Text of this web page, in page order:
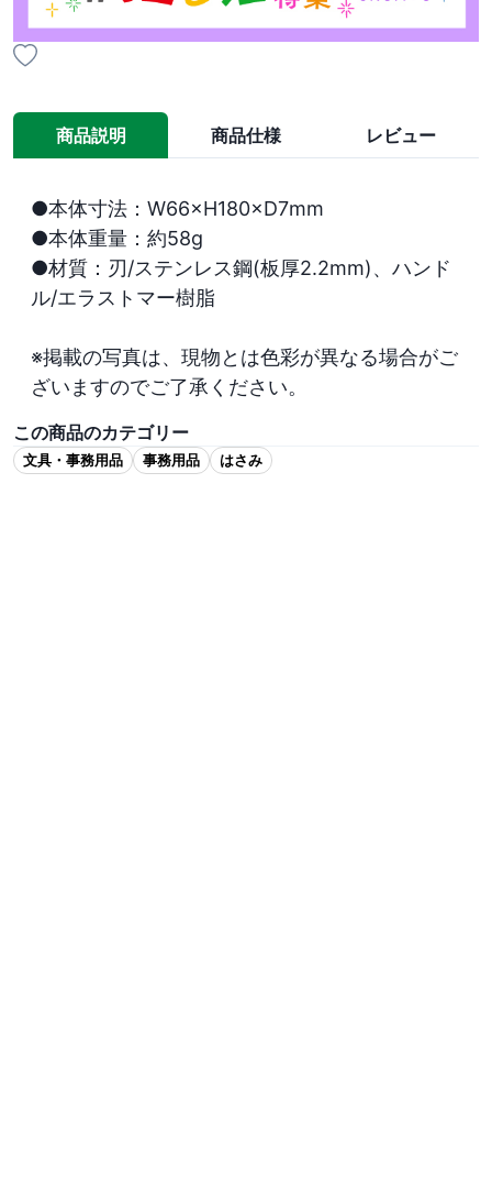
商品説明 商品仕様 レビュー
●本体寸法：W66×H180×D7mm
●本体重量：約58g
●材質：刃/ステンレス鋼(板厚2.2mm)、ハンド
ル/エラストマー樹脂
※掲載の写真は、現物とは色彩が異なる場合がご
ざいますのでご了承ください。
この商品のカテゴリー
文具・事務用品 事務用品 はさみ